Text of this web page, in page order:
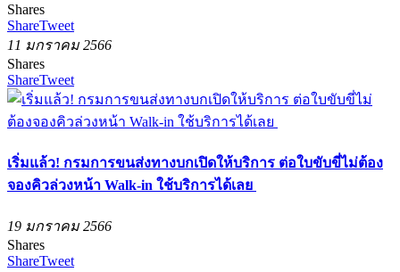
Shares
ShareTweet
11 มกราคม 2566
Shares
ShareTweet
เริ่มแล้ว! กรมการขนส่งทางบกเปิดให้บริการ ต่อใบขับขี่ไม่ต้อง
จองคิวล่วงหน้า Walk-in ใช้บริการได้เลย
19 มกราคม 2566
Shares
ShareTweet